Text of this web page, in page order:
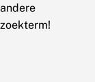
andere
zoekterm!